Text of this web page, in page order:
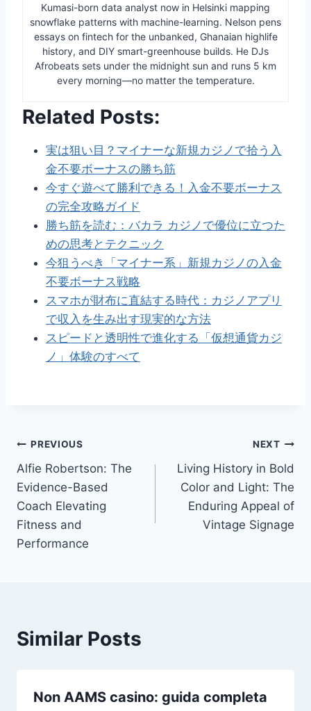
Kumasi-born data analyst now in Helsinki mapping
snowflake patterns with machine-learning. Nelson pens
essays on fintech for the unbanked, Ghanaian highlife
history, and DIY smart-greenhouse builds. He DJs
Afrobeats sets under the midnight sun and runs 5 km
every morning—no matter the temperature.
Related Posts:
実は狙い目？マイナーな新規カジノで拾う入
金不要ボーナスの勝ち筋
今すぐ遊べて勝利できる！入金不要ボーナス
の完全攻略ガイド
勝ち筋を読む：バカラ カジノで優位に立つた
めの思考とテクニック
今狙うべき「マイナー系」新規カジノの入金
不要ボーナス戦略
スマホが財布に直結する時代：カジノアプリ
で収入を生み出す現実的な方法
スピードと透明性で進化する「仮想通貨カジ
ノ」体験のすべて
Post
navigation
PREVIOUS
Alfie Robertson: The
Evidence-Based
Coach Elevating
Fitness and
Performance
NEXT
Living History in Bold
Color and Light: The
Enduring Appeal of
Vintage Signage
Similar Posts
Non AAMS casino: guida completa